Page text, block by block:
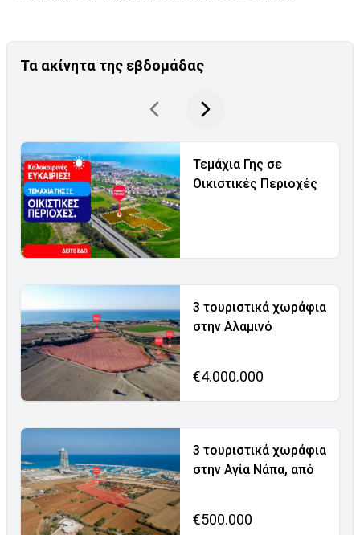
Τα ακίνητα της εβδομάδας
Τεμάχια Γης σε
Οικιστικές Περιοχές
3 τουριστικά χωράφια
στην Αλαμινό
€4.000.000
3 τουριστικά χωράφια
στην Αγία Νάπα, από
€500.000